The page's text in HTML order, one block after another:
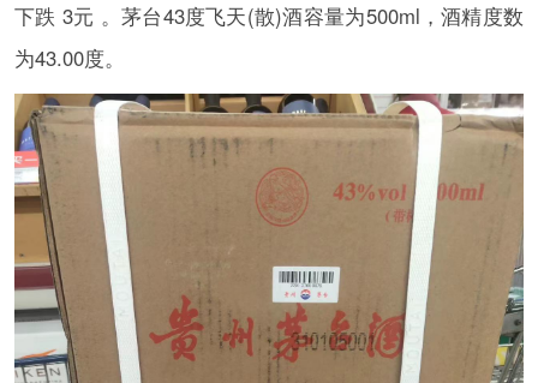
下跌 3元 。茅台43度飞天(散)酒容量为500ml，酒精度数
为43.00度。